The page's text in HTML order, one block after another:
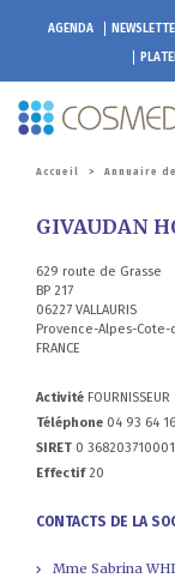
AGENDA
Accueil > Annuaire
GIVAUDAN
629 route de Grasse
BP 217
06227 VALLAURIS
Provence-Alpes-Cote-
FRANCE
Activité FOURNISSEUR
Téléphone 04 93 64
SIRET 0
Effectif20
CONTACTS DE LA
Mme Sabrina